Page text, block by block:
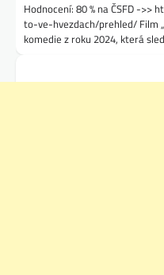
Hodnocení: 80 % na ČSFD -
to-ve-hvezdach/prehled/ Film
komedie z roku 2024, která